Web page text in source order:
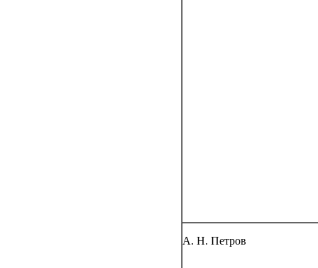
А. Н. Петров